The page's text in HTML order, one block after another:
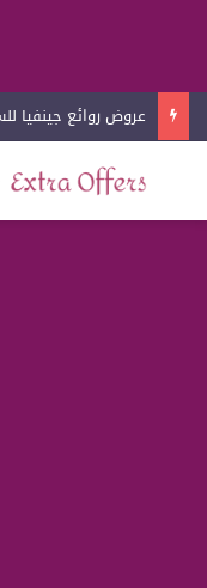
عروض روائع جينفيا
بحث عن